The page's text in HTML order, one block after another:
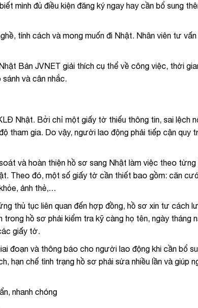
mình đủ điều kiện đăng ký ngay hay cần bổ sung
tính cách và mong muốn đi Nhật. Nhân viên tư
Bản JVNET giải thích cụ thể về công việc, thời
và cân nhắc.
Nhật. Bởi chỉ một giấy tờ thiếu thông tin, sai lệch
tham gia. Do vậy, người lao động phải tiếp cận quy
và hoàn thiện hồ sơ sang Nhật làm việc theo
Theo đó, một số giấy tờ cần thiết bao gồm: căn
ảnh thẻ,…
thủ tục liên quan đến hợp đồng, hồ sơ xin tư cách
hồ sơ phải kiểm tra kỹ càng họ tên, ngày tháng
giấy tờ.
đoạn và thông báo cho người lao động khi cần bổ
hạn chế tình trạng hồ sơ phải sửa nhiều lần và giúp
nhanh chóng